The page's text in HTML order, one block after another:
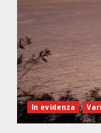
In evidenza